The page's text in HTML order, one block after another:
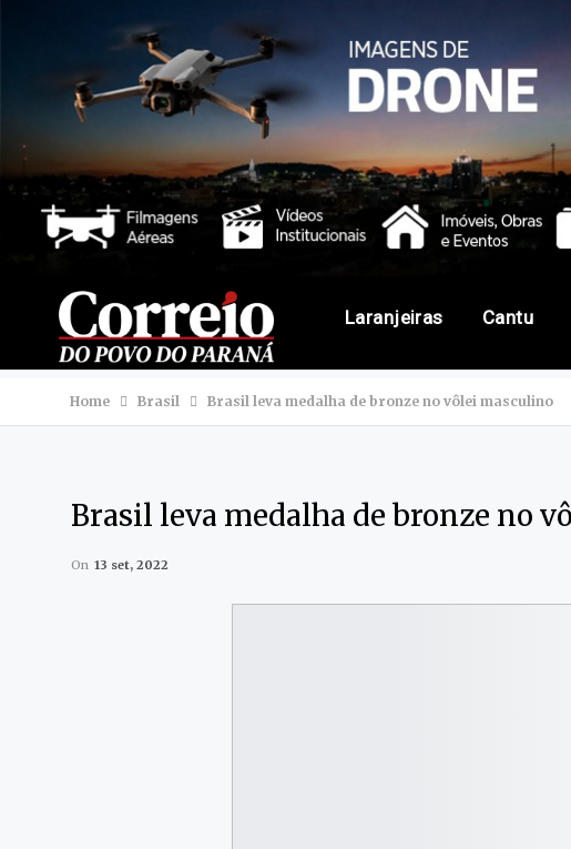
Laranjeiras Cantu
Home Brasil Brasil leva medalha de bronze no vôlei masculino
Brasil leva medalha de bronze no
On 13 set, 2022